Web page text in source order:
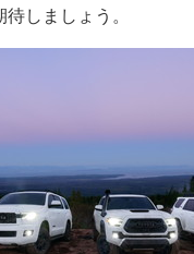
しましょう。